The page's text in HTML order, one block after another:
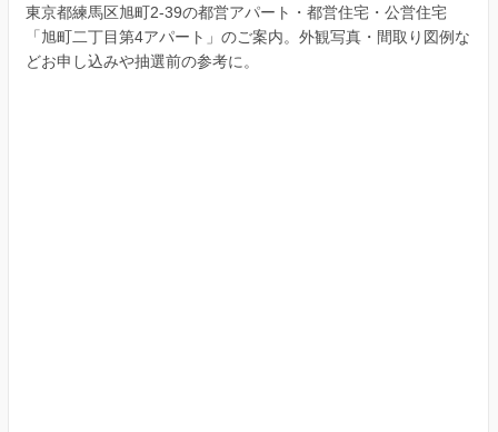
東京都練馬区旭町2-39の都営アパート・都営住宅・公営住宅
「旭町二丁目第4アパート」のご案内。外観写真・間取り図例な
どお申し込みや抽選前の参考に。